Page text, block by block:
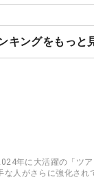
キングをもっと
年に大活躍の「ツ
な人がさらに強化され